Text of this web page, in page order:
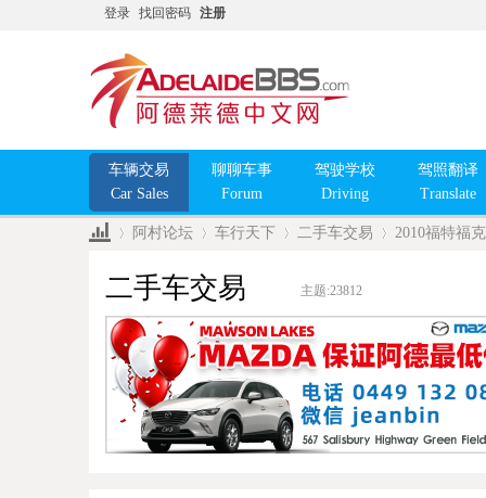
登录 找回密码 注册
车辆交易
Car Sales
聊聊车事
Forum
驾驶学校
Driving
驾照翻译
Translate
»
阿村论坛
›
车行天下
›
二手车交易 2010福特福
二手车交易 主题:23812